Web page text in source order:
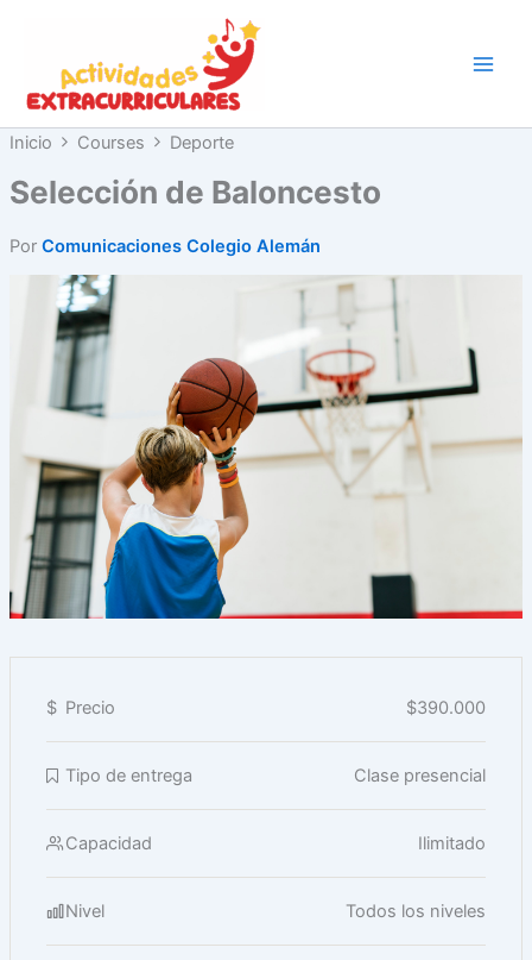
contenido
Inicio Courses Deporte
Selección de Baloncesto
Por Comunicaciones Colegio Alemán
$ Precio $390.000
Tipo de entrega Clase presencial
Capacidad Ilimitado
Nivel Todos los niveles